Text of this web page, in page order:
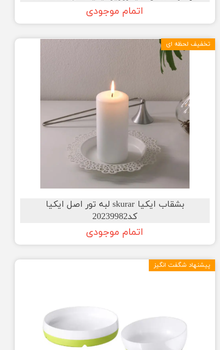
اتمام موجودی
بشقاب ایکیا skurar لبه تور اصل ایکیا
کد20239982
اتمام موجودی
تخفیف لحظه ای
پیشنهاد شگفت انگیز